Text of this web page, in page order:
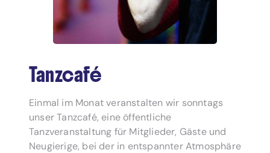
Tanzcafé
Einmal im Monat veranstalten wir sonntags
unser Tanzcafé, eine öffentliche
Tanzveranstaltung für Mitglieder, Gäste und
Neugierige, bei der in entspannter Atmosphäre